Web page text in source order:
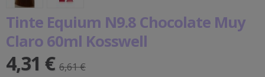
Tinte Equium N9.8 Chocolate Muy
Claro 60ml Kosswell
4,31 € 6,61 €